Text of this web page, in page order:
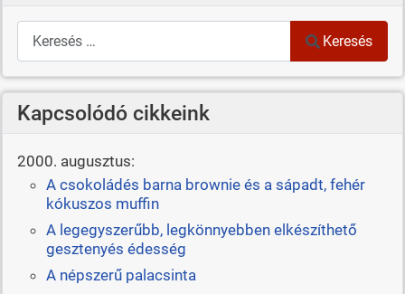
Keresés
Keresés
Kapcsolódó cikkeink
2000. augusztus:
A csokoládés barna brownie és a sápadt, fehér
kókuszos muffin
A legegyszerűbb, legkönnyebben elkészíthető
gesztenyés édesség
A népszerű palacsinta